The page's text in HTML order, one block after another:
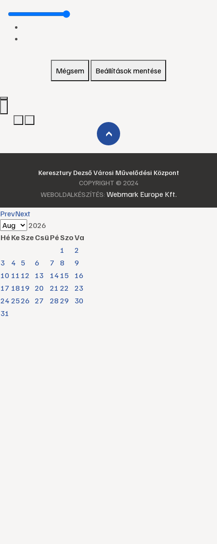
Mégsem Beállítások mentése
›
Keresztury Dezső Városi Művelődési Központ
COPYRIGHT © 2024
WEBOLDALKÉSZÍTÉS: Webmark Europe Kft.
PrevNext
2026
HéKeSzeCsüPéSzoVa
1
2
3
4 5 6 7 8
9
10 11 12 13 14 15
16
17 18 19 20 21 22
23
24 2526 27 28 29
30
31